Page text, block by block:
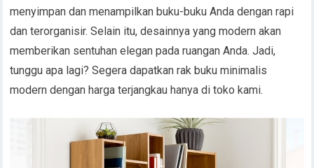
menyimpan dan menampilkan buku-buku Anda dengan rapi
dan terorganisir. Selain itu, desainnya yang modern akan
memberikan sentuhan elegan pada ruangan Anda. Jadi,
tunggu apa lagi? Segera dapatkan rak buku minimalis
modern dengan harga terjangkau hanya di toko kami.